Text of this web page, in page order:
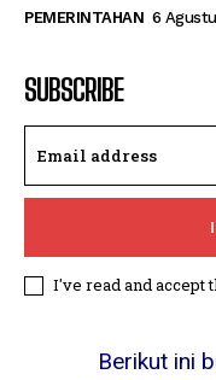
PEMERINTAHAN 6
SUBSCRIBE
I've read and accept
Berikut ini